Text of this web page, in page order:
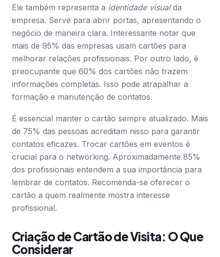
Ele também representa a identidade visualda
empresa. Serve para abrir portas, apresentando o
negócio de maneira clara. Interessante notar que
mais de 95% das empresas usam cartões para
melhorar relações profissionais. Por outro lado, é
preocupante que 60% dos cartões não trazem
informações completas. Isso pode atrapalhar a
formação e manutenção de contatos.
É essencial manter o cartão sempre atualizado. Mais
de 75% das pessoas acreditam nisso para garantir
contatos eficazes. Trocar cartões em eventos é
crucial para o networking. Aproximadamente 85%
dos profissionais entendem a sua importância para
lembrar de contatos. Recomenda-se oferecer o
cartão a quem realmente mostra interesse
profissional.
Criação de Cartão de Visita: O Que
Considerar